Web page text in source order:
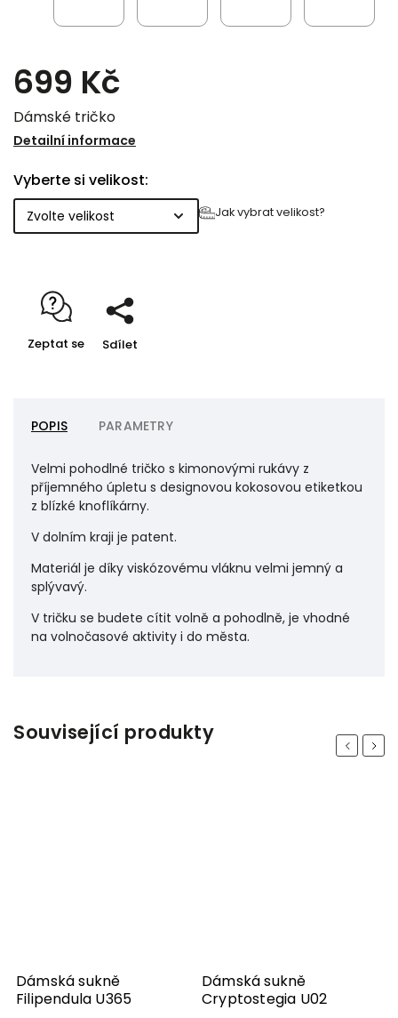
699 Kč
Dámské tričko
Detailní informace
Vyberte si velikost:
Jak vybrat velikost?
Zeptat se Sdílet
POPIS PARAMETRY
Velmi pohodlné tričko s kimonovými rukávy z
příjemného úpletu s designovou kokosovou etiketkou
z blízké knoflíkárny.
V dolním kraji je patent.
Materiál je díky viskózovému vláknu velmi jemný a
splývavý.
V tričku se budete cítit volně a pohodlně, je vhodné
na volnočasové aktivity i do města.
Související produkty Previous
Dámská sukně
Filipendula U365
Dámská sukně
Cryptostegia U02
Next